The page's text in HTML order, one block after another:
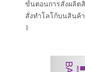
ขั้นตอนการสั่งผลิต
สั่งทำโลโก้บนสินค้
1